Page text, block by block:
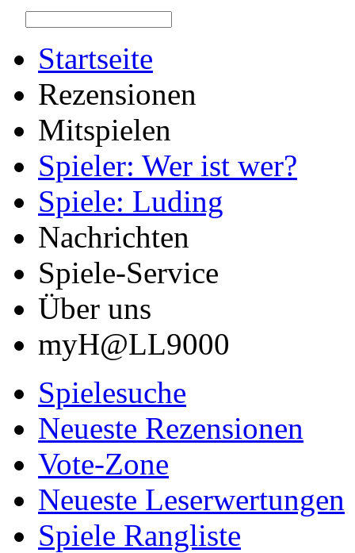
Startseite
Rezensionen
Mitspielen
Spieler: Wer ist wer?
Spiele: Luding
Nachrichten
Spiele-Service
Über uns
myH@LL9000
Spielesuche
Neueste Rezensionen
Vote-Zone
Neueste Leserwertungen
Spiele Rangliste